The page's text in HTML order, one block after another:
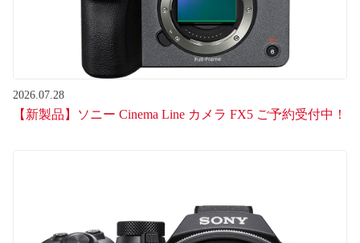
2026.07.28
【新製品】ソニー Cinema Line カメラ FX5 ご予約受付中！